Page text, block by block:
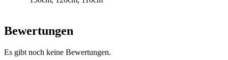
Bewertungen
Es gibt noch keine Bewertungen.